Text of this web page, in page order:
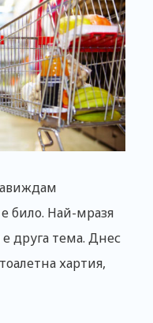
е било. Най-мразя
друга тема. Днес
хартия,